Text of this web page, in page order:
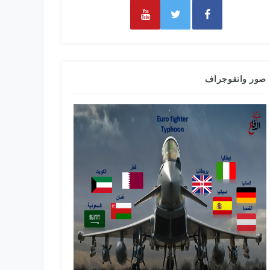
صور وانفوجراف